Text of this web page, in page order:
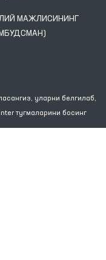
МАЖЛИСИНИНГ
уларни белгилаб,
тугмаларини босинг